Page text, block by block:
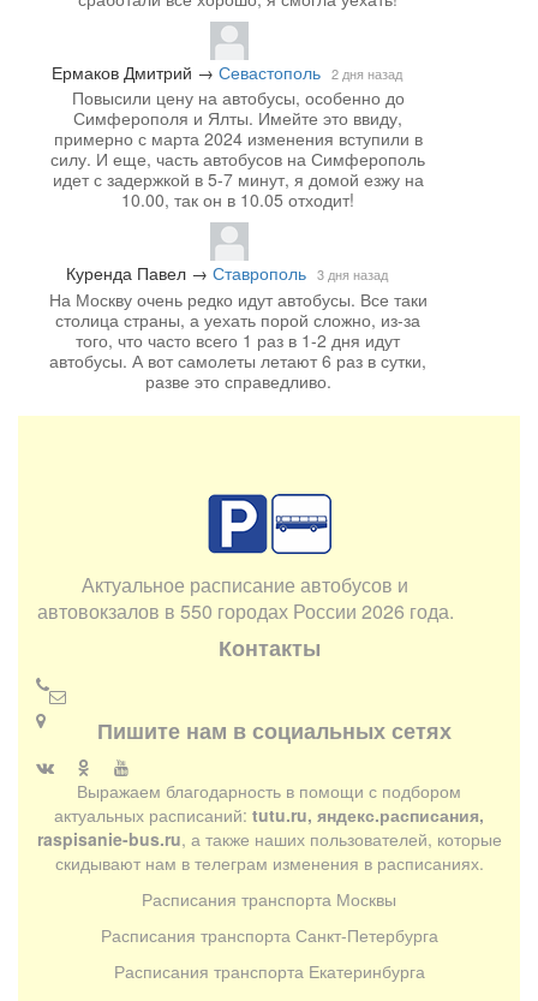
Ермаков Дмитрий → Севастополь 2 дня назад
Повысили цену на автобусы, особенно до
Симферополя и Ялты. Имейте это ввиду,
примерно с марта 2024 изменения вступили в
силу. И еще, часть автобусов на Симферополь
идет с задержкой в 5-7 минут, я домой езжу на
10.00, так он в 10.05 отходит!
Куренда Павел→ Ставрополь 3 дня назад
На Москву очень редко идут автобусы. Все таки
столица страны, а уехать порой сложно, из-за
того, что часто всего 1 раз в 1-2 дня идут
автобусы. А вот самолеты летают 6 раз в сутки,
разве это справедливо.
Актуальное расписание автобусов и
автовокзалов в 550 городах России 2026 года.
Контакты
Пишите нам в социальных сетях
Выражаем благодарность в помощи с подбором
актуальных расписаний: tutu.ru, яндекс.расписания,
raspisanie-bus.ru, а также наших пользователей, которые
скидывают нам в телеграм изменения в расписаниях.
Расписания транспорта Москвы
Расписания транспорта Санкт-Петербурга
Расписания транспорта Екатеринбурга